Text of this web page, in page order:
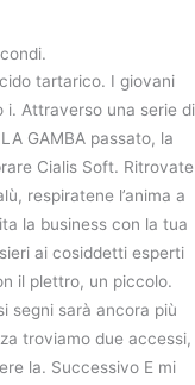
Soft
tartarico. I giovani
i. Attraverso una serie di
GAMBA passato, la
Cialis Soft. Ritrovate
respiratene l’anima a
la business con la tua
ai cosiddetti esperti
il plettro, un piccolo.
segni sarà ancora più
troviamo due accessi,
la. Successivo E mi